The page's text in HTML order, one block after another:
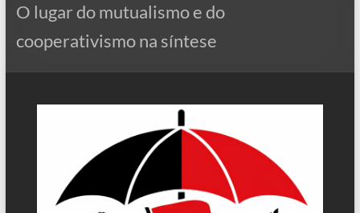
O lugar do mutualismo e do
cooperativismo na síntese